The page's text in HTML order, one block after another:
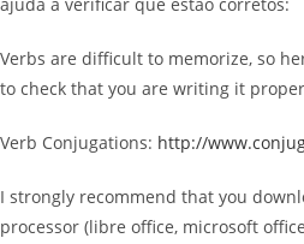
Verbs are difficult to memorize, so
to check that you are writing it
Verb Conjugations: http://
I strongly recommend that you
processor (libre office, microsoft